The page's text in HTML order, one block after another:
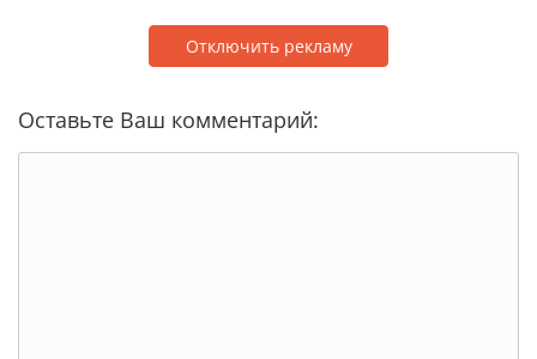
Отключить рекламу
Оставьте Ваш комментарий: